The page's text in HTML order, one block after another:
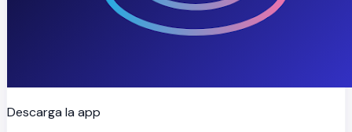
Descarga la app